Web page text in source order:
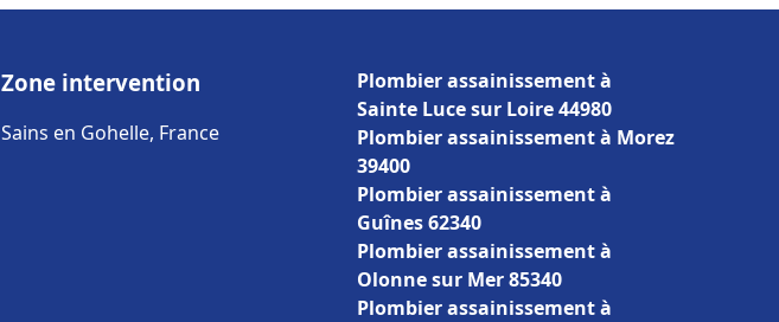
Zone intervention
Sains en Gohelle, France
Plombier assainissement à
Sainte Luce sur Loire 44980
Plombier assainissement à Morez
39400
Plombier assainissement à
Guînes 62340
Plombier assainissement à
Olonne sur Mer 85340
Plombier assainissement à